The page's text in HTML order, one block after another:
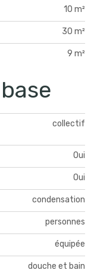
10 m²
30 m²
9 m²
collectif
Oui
Oui
condensation
personnes
équipée
douche et bain